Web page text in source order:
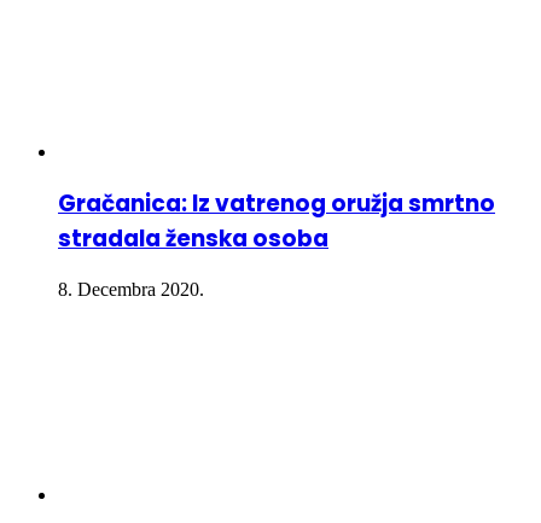
Gračanica: Iz vatrenog oružja smrtno
stradala ženska osoba
8. Decembra 2020.